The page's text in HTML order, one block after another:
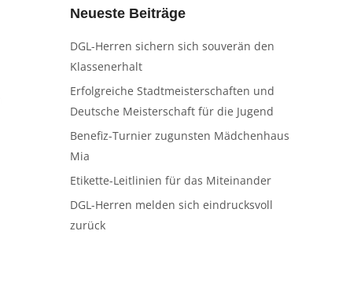
Neueste Beiträge
DGL-Herren sichern sich souverän den
Klassenerhalt
Erfolgreiche Stadtmeisterschaften und
Deutsche Meisterschaft für die Jugend
Benefiz-Turnier zugunsten Mädchenhaus
Mia
Etikette-Leitlinien für das Miteinander
DGL-Herren melden sich eindrucksvoll
zurück